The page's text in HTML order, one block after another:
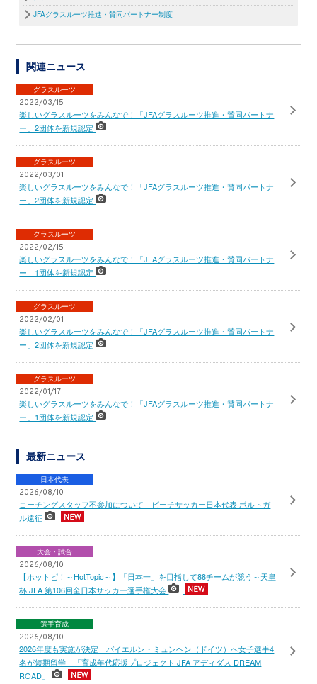
JFAグラスルーツ推進・賛同パートナー制度
関連ニュース
グラスルーツ
2022/03/15
楽しいグラスルーツをみんなで！「JFAグラスルーツ推進・賛同パートナ
ー」2団体を新規認定
グラスルーツ
2022/03/01
楽しいグラスルーツをみんなで！「JFAグラスルーツ推進・賛同パートナ
ー」2団体を新規認定
グラスルーツ
2022/02/15
楽しいグラスルーツをみんなで！「JFAグラスルーツ推進・賛同パートナ
ー」1団体を新規認定
グラスルーツ
2022/02/01
楽しいグラスルーツをみんなで！「JFAグラスルーツ推進・賛同パートナ
ー」2団体を新規認定
グラスルーツ
2022/01/17
楽しいグラスルーツをみんなで！「JFAグラスルーツ推進・賛同パートナ
ー」1団体を新規認定
最新ニュース
日本代表
2026/08/10
コーチングスタッフ不参加について ビーチサッカー日本代表 ポルトガ
ル遠征
大会・試合
2026/08/10
【ホットピ！～HotTopic～】「日本一」を目指して88チームが競う～天皇
杯 JFA 第106回全日本サッカー選手権大会
選手育成
2026/08/10
2026年度も実施が決定 バイエルン・ミュンヘン（ドイツ）へ女子選手4
名が短期留学 「育成年代応援プロジェクト JFA アディダス DREAM
ROAD」